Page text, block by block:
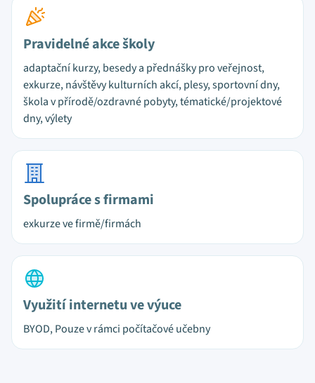
Pravidelné akce školy
adaptační kurzy, besedy a přednášky pro veřejnost,
exkurze, návštěvy kulturních akcí, plesy, sportovní dny,
škola v přírodě/ozdravné pobyty, tématické/projektové
dny, výlety
Spolupráce s firmami
exkurze ve firmě/firmách
Využití internetu ve výuce
BYOD, Pouze v rámci počítačové učebny